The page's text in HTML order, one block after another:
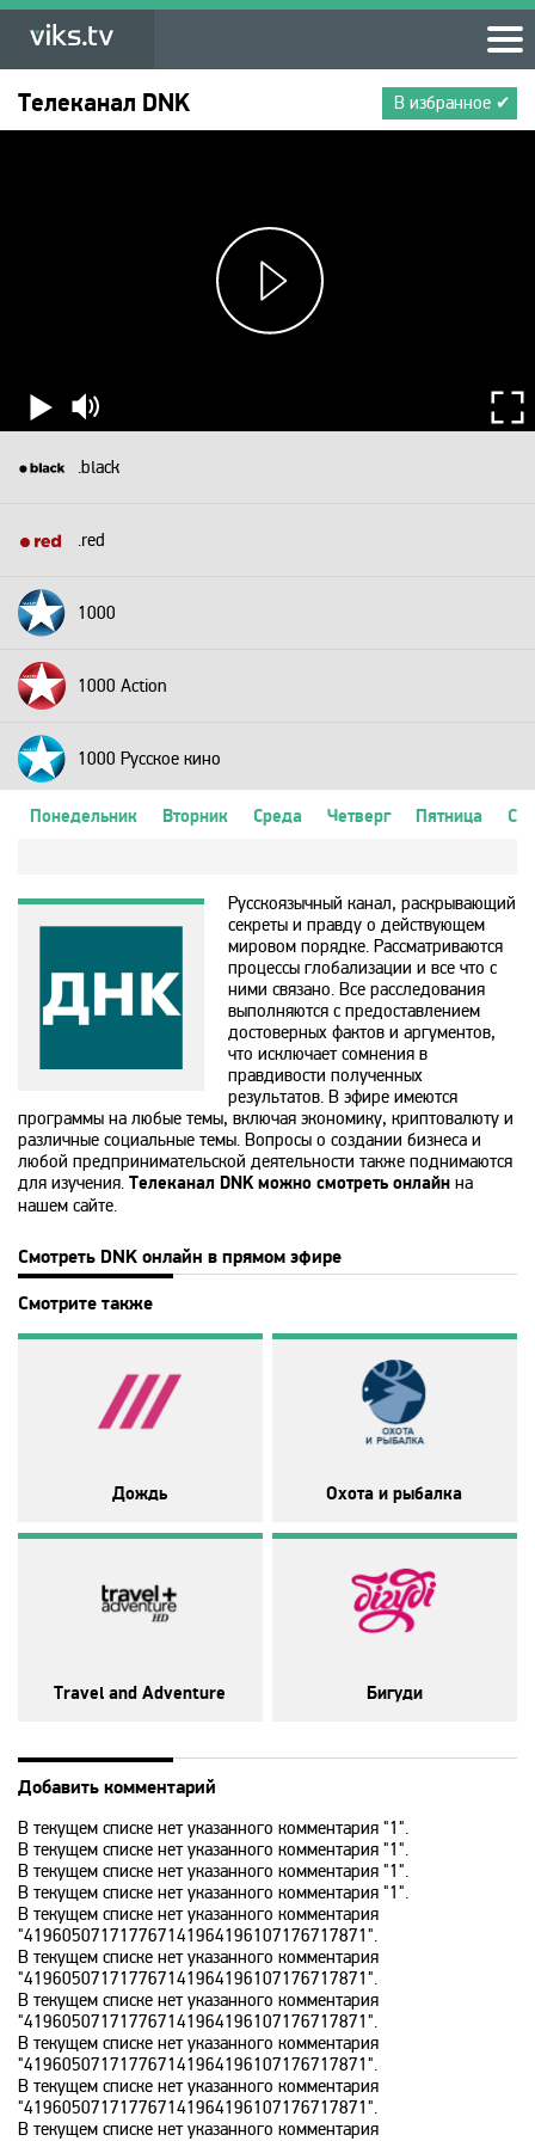
В избранное ✔
Телеканал DNK
.black
.red
1000
1000 Action
1000 Русское кино
24 Техно
24 Украина
365
9 канал Израиль
A1
A2
Amedia Hit
Amedia Premium HD
BBC World News
Bollywood
Boomerang
Bridge TV
Discovery
Discovery science
Понедельник Вторник Среда Четверг Пятница
Русскоязычный канал, раскрывающий
секреты и правду о действующем
мировом порядке. Рассматриваются
процессы глобализации и все что с
ними связано. Все расследования
выполняются с предоставлением
достоверных фактов и аргументов,
что исключает сомнения в
правдивости полученных
результатов. В эфире имеются
программы на любые темы, включая экономику, криптовалюту и
различные социальные темы. Вопросы о создании бизнеса и
любой предпринимательской деятельности также поднимаются
для изучения. Телеканал DNK можно смотреть онлайн на
нашем сайте.
Смотреть DNK онлайн в прямом эфире
Смотрите также
Дождь Охота и рыбалка
Travel and Adventure Бигуди
Добавить комментарий
В текущем списке нет указанного комментария "1".
В текущем списке нет указанного комментария "1".
В текущем списке нет указанного комментария "1".
В текущем списке нет указанного комментария "1".
В текущем списке нет указанного комментария
"419605071717767141964196107176717871".
В текущем списке нет указанного комментария
"419605071717767141964196107176717871".
В текущем списке нет указанного комментария
"419605071717767141964196107176717871".
В текущем списке нет указанного комментария
"419605071717767141964196107176717871".
В текущем списке нет указанного комментария
"419605071717767141964196107176717871".
В текущем списке нет указанного комментария